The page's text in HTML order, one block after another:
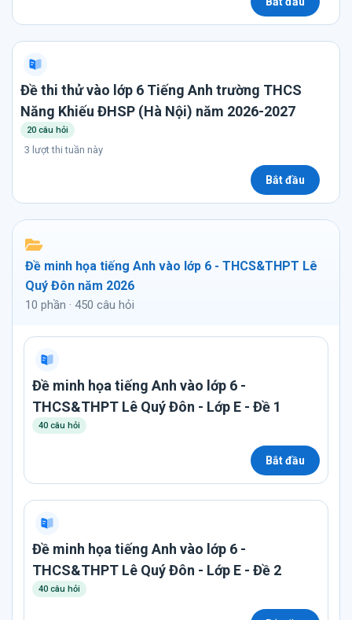
Đề thi thử vào lớp 6 Tiếng Anh trường THCS
Năng Khiếu ĐHSP (Hà Nội) năm 2026-2027
20 câu hỏi
3 lượt thi tuần này
Bắt đầu
Đề minh họa tiếng Anh vào lớp 6 - THCS&THPT Lê
Quý Đôn năm 2026
10 phần · 450 câu hỏi
Đề minh họa tiếng Anh vào lớp 6 -
THCS&THPT Lê Quý Đôn - Lớp E - Đề 1
40 câu hỏi
Bắt đầu
Đề minh họa tiếng Anh vào lớp 6 -
THCS&THPT Lê Quý Đôn - Lớp E - Đề 2
40 câu hỏi